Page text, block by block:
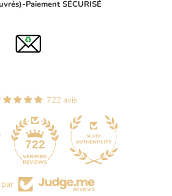
Paiement SÉCURISÉ
722 avis
44